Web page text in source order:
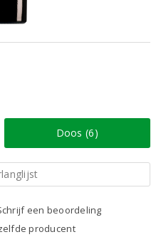
Doos (6)
een beoordeling
producent